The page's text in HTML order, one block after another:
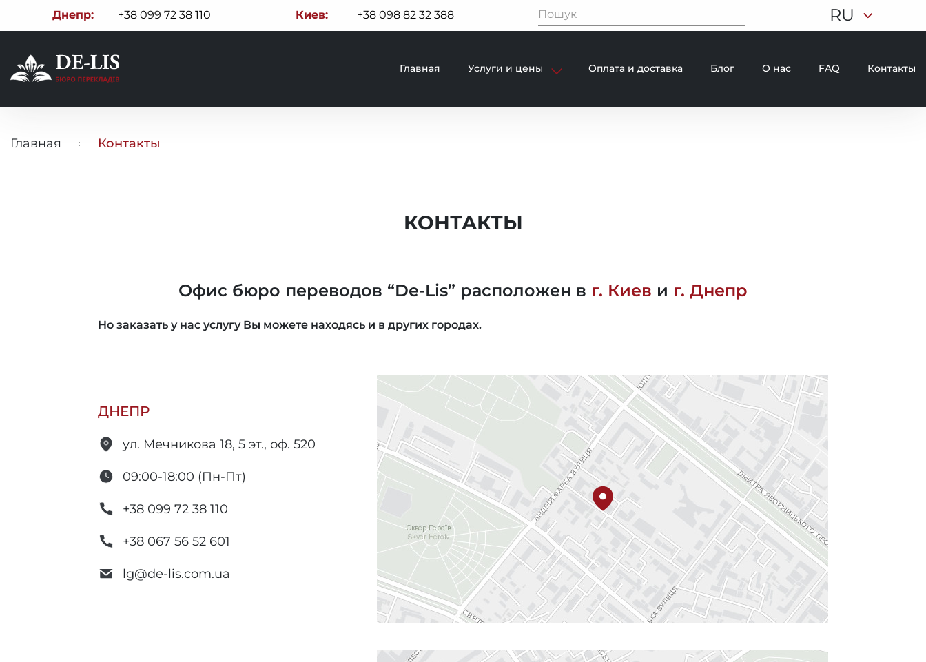
Днепр: +38 099 72 38 110 Киев: +38 098 82 32 388 RU
Главная Услуги и цены Оплата и доставка Блог О нас FAQ Контакты
Главная Контакты
КОНТАКТЫ
Офис бюро переводов “De-Lis” расположен в г. Киев и г. Днепр
Но заказать у нас услугу Вы можете находясь и в других городах.
ДНЕПР
ул. Мечникова 18, 5 эт., оф. 520
09:00-18:00 (Пн-Пт)
+38 099 72 38 110
+38 067 56 52 601
lg@de-lis.com.ua